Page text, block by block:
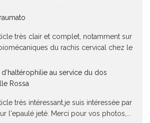
très clair et complet, notamment sur
du rachis cervical chez le
d’haltérophilie au service du dos
Rossa
très intéressant.je suis intéressée par
l'epaulé jeté. Merci pour vos photos,...